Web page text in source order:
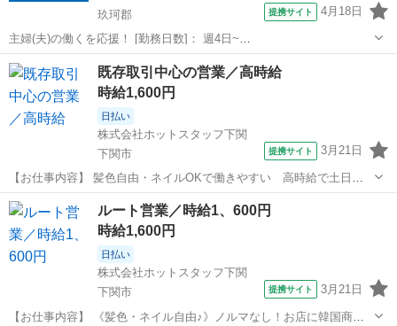
玖珂郡
提携サイト 4月18日
主婦(夫)の働くを応援！ [勤務日数]： 週4日~
10:00~17:00/10:00~16:00/10:00~15:00/09:30~14:00 [勤務地・最寄
駅]： 山口県玖珂郡 ※勤務エリア選択可 ワールド・ファ...
山口 玖珂郡 営業
既存取引中心の営業／高時給
時給1,600円
日払い
株式会社ホットスタッフ下関
下関市
提携サイト 3月21日
【お仕事内容】 髪色自由・ネイルOKで働きやすい 高時給で土日祝
休みの職場です ・～・～・～無料！お仕事相談！～・～・～・ 「画面
をチマチマ見るより手っ取り早くお話ししたい！」 「一気にいろんな
お仕事を提案してほしい！」...
山口 営業
ルート営業／時給1、600円
時給1,600円
日払い
株式会社ホットスタッフ下関
下関市
提携サイト 3月21日
【お仕事内容】 《髪色・ネイル自由♪》ノルマなし！お店に韓国商品